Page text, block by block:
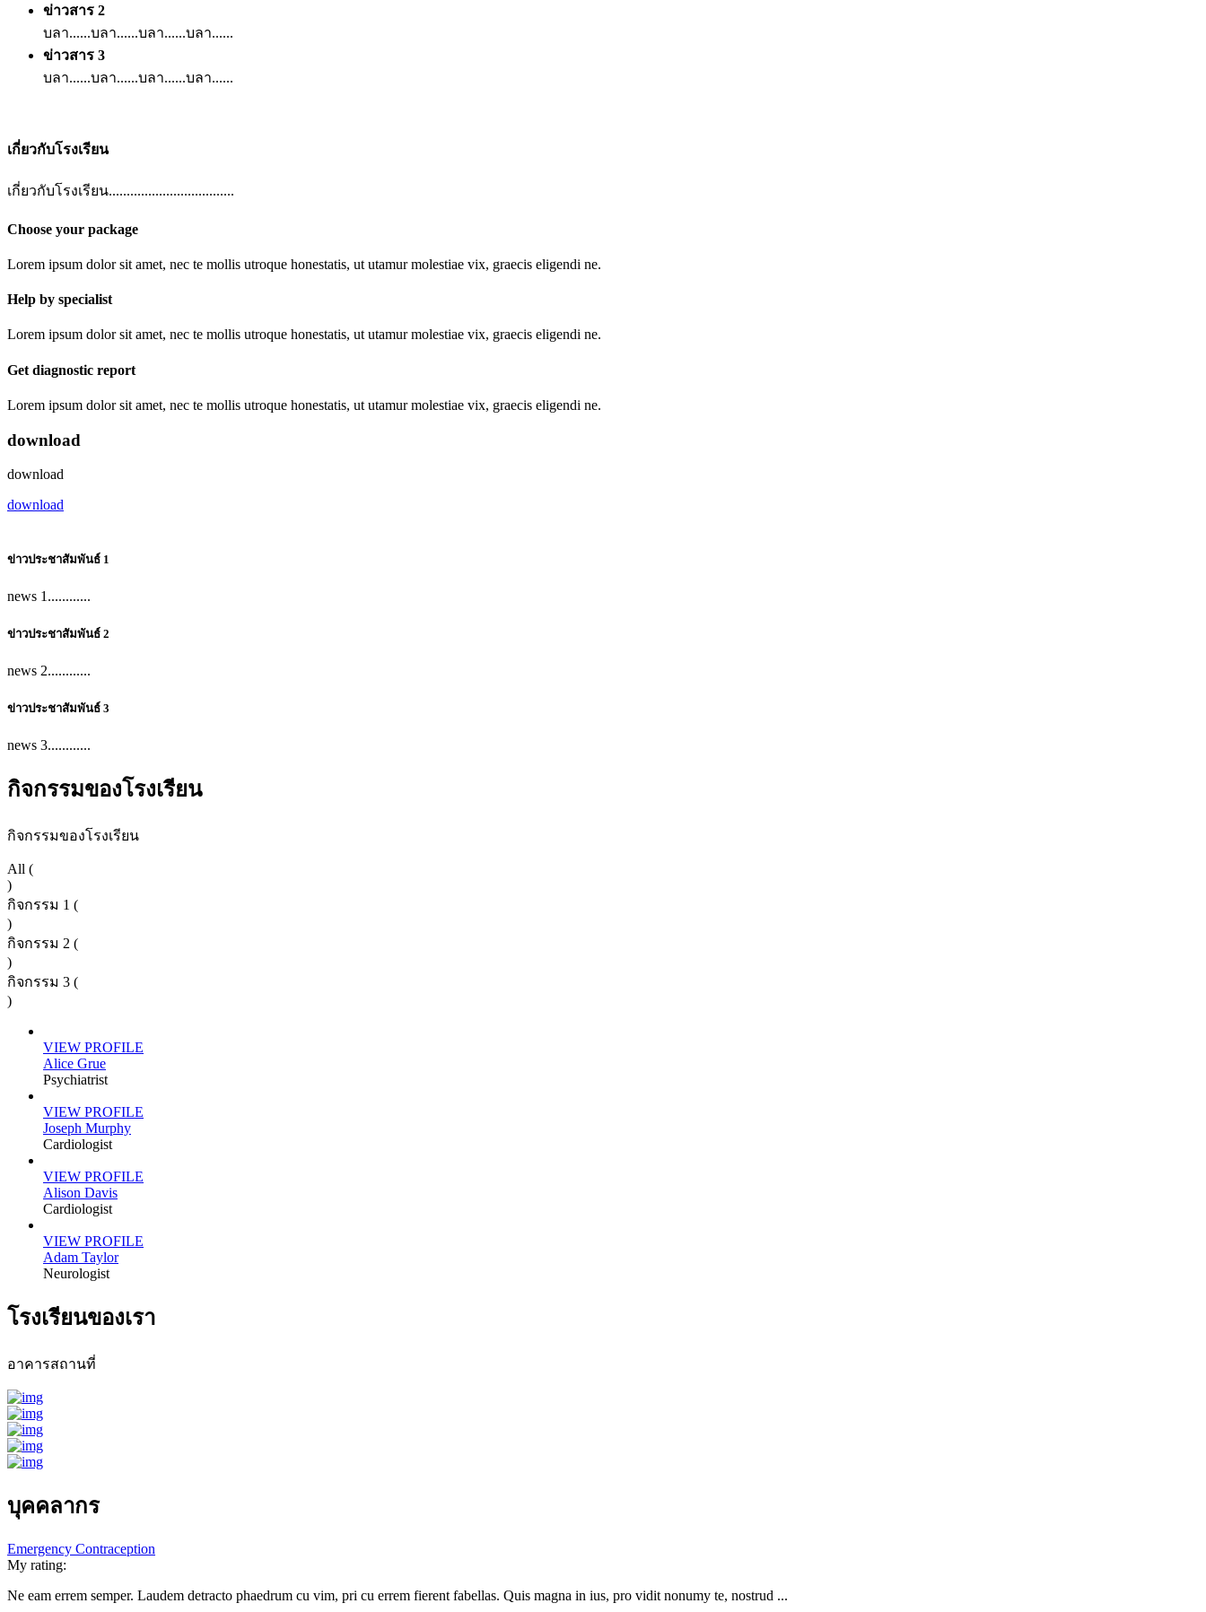
ข่าวสาร 2
บลา......บลา......บลา......บลา......
ข่าวสาร 3
บลา......บลา......บลา......บลา......
เกี่ยวกับโรงเรียน
เกี่ยวกับโรงเรียน...................................
Choose your package
Lorem ipsum dolor sit amet, nec te mollis utroque honestatis, ut utamur molestiae vix, graecis eligendi ne.
Help by specialist
Lorem ipsum dolor sit amet, nec te mollis utroque honestatis, ut utamur molestiae vix, graecis eligendi ne.
Get diagnostic report
Lorem ipsum dolor sit amet, nec te mollis utroque honestatis, ut utamur molestiae vix, graecis eligendi ne.
download
download
download
ข่าวประชาสัมพันธ์ 1
news 1............
ข่าวประชาสัมพันธ์ 2
news 2............
ข่าวประชาสัมพันธ์ 3
news 3............
กิจกรรมของโรงเรียน
กิจกรรมของโรงเรียน
All (
)
กิจกรรม 1 (
)
กิจกรรม 2 (
)
กิจกรรม 3 (
)
VIEW PROFILE
Alice Grue
Psychiatrist
VIEW PROFILE
Joseph Murphy
Cardiologist
VIEW PROFILE
Alison Davis
Cardiologist
VIEW PROFILE
Adam Taylor
Neurologist
โรงเรียนของเรา
อาคารสถานที่
บุคคลากร
Emergency Contraception
My rating:
Ne eam errem semper. Laudem detracto phaedrum cu vim, pri cu errem fierent fabellas. Quis magna in ius, pro vidit nonumy te, nostrud ...